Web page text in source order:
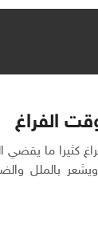
الفراغ
كثيرا ما يقضي
بالملل